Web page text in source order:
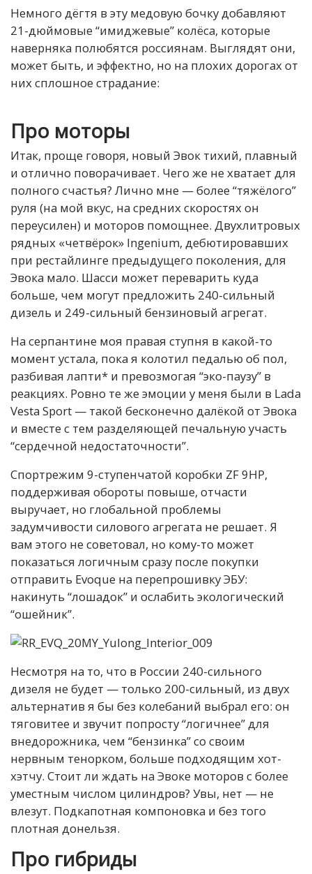
Немного дёгтя в эту медовую бочку добавляют
21-дюймовые “имиджевые” колёса, которые
наверняка полюбятся россиянам. Выглядят они,
может быть, и эффектно, но на плохих дорогах от
них сплошное страдание:
Про моторы
Итак, проще говоря, новый Эвок тихий, плавный
и отлично поворачивает. Чего же не хватает для
полного счастья? Лично мне — более “тяжёлого”
руля (на мой вкус, на средних скоростях он
переусилен) и моторов помощнее. Двухлитровых
рядных «четвёрок» Ingenium, дебютировавших
при рестайлинге предыдущего поколения, для
Эвока мало. Шасси может переварить куда
больше, чем могут предложить 240-сильный
дизель и 249-сильный бензиновый агрегат.
На серпантине моя правая ступня в какой-то
момент устала, пока я колотил педалью об пол,
разбивая лапти* и превозмогая “эко-паузу” в
реакциях. Ровно те же эмоции у меня были в Lada
Vesta Sport — такой бесконечно далёкой от Эвока
и вместе с тем разделяющей печальную участь
“сердечной недостаточности”.
Спортрежим 9-ступенчатой коробки ZF 9HP,
поддерживая обороты повыше, отчасти
выручает, но глобальной проблемы
задумчивости силового агрегата не решает. Я
вам этого не советовал, но кому-то может
показаться логичным сразу после покупки
отправить Evoque на перепрошивку ЭБУ:
накинуть “лошадок” и ослабить экологический
“ошейник”.
Несмотря на то, что в России 240-сильного
дизеля не будет — только 200-сильный, из двух
альтернатив я бы без колебаний выбрал его: он
тяговитее и звучит попросту “логичнее” для
внедорожника, чем “бензинка” со своим
нервным тенорком, больше подходящим хот-
хэтчу. Стоит ли ждать на Эвоке моторов с более
уместным числом цилиндров? Увы, нет — не
влезут. Подкапотная компоновка и без того
плотная донельзя.
Про гибриды